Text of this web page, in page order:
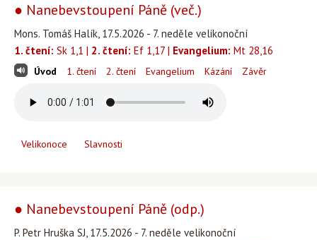
● Nanebevstoupení Páně (več.)
Mons. Tomáš Halík, 17.5.2026 - 7. neděle velikonoční
1. čtení: Sk 1,1 | 2. čtení: Ef 1,17 | Evangelium: Mt 28,16
Úvod 1. čtení 2. čtení Evangelium Kázání Závěr
Velikonoce Slavnosti
● Nanebevstoupení Páně (odp.)
P. Petr Hruška SJ, 17.5.2026 - 7. neděle velikonoční